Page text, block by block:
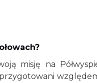
misję na